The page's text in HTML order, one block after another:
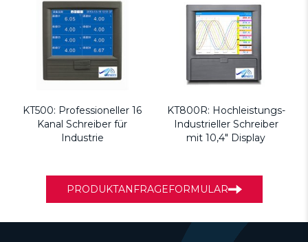
KT500: Professioneller 16
Kanal Schreiber für
Industrie
KT800R: Hochleistungs-
Industrieller Schreiber
mit 10,4" Display
PRODUKTANFRAGEFORMULAR